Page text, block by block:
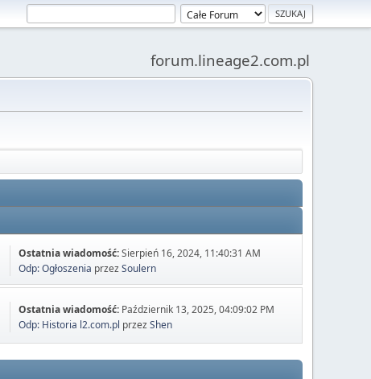
forum.lineage2.com.pl
Ostatnia wiadomość:Sierpień 16, 2024, 11:40:31 AM
Odp: Ogłoszenia przezSoulern
Ostatnia wiadomość: Październik 13, 2025, 04:09:02 PM
Odp: Historia l2.com.pl przezShen